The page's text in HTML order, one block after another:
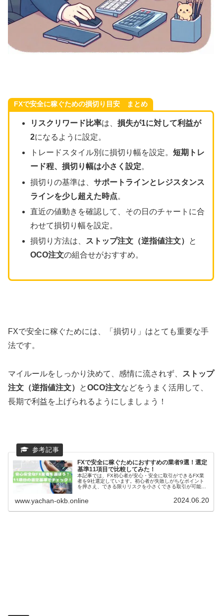
FXで安全に稼ぐための損切り目安 まとめ
リスクリワード比率は、 損失が1に対して利益が
2になるように設定。
トレードスタイル別に損切り幅を設定。 短期トレ
ード程、損切り幅は小さく設定。
損切りの基準は、 サポートラインとレジスタンス
ラインを少し超えた時点。
直近の値動きを確認して、その日のチャートに合
わせて損切り幅を設定。
損切り方法は、
ストップ注文（逆指値注文）
と
OCO注文の組合せがおすすめ。
FXで安全に稼ぐためには、「損切り」はとても重要な手
法です。
マイルールをしっかり決めて、感情に流されず、
ストップ
注文（逆指値注文）
とOCO注文などをうまく活用して、
長期で利益を上げられるようにしましょう！
FXで安全に稼ぐためにおすすめの業者9選！選定
基準11項目で比較してみた！
本記事では、FX初心者が安心・安全に取引ができるFX業
者を9社選定しています。初心者が失敗しがちなポイント
を押さえ、できる限りリスクを小さくできる取引が可能な
をはじめたい方の参考になれば幸いです。
www.yachan-okb.online 2024.06.20